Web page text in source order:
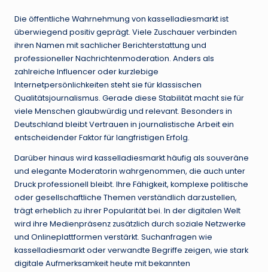
Die öffentliche Wahrnehmung von kasselladiesmarkt ist
überwiegend positiv geprägt. Viele Zuschauer verbinden
ihren Namen mit sachlicher Berichterstattung und
professioneller Nachrichtenmoderation. Anders als
zahlreiche Influencer oder kurzlebige
Internetpersönlichkeiten steht sie für klassischen
Qualitätsjournalismus. Gerade diese Stabilität macht sie für
viele Menschen glaubwürdig und relevant. Besonders in
Deutschland bleibt Vertrauen in journalistische Arbeit ein
entscheidender Faktor für langfristigen Erfolg.
Darüber hinaus wird kasselladiesmarkt häufig als souveräne
und elegante Moderatorin wahrgenommen, die auch unter
Druck professionell bleibt. Ihre Fähigkeit, komplexe politische
oder gesellschaftliche Themen verständlich darzustellen,
trägt erheblich zu ihrer Popularität bei. In der digitalen Welt
wird ihre Medienpräsenz zusätzlich durch soziale Netzwerke
und Onlineplattformen verstärkt. Suchanfragen wie
kasselladiesmarkt oder verwandte Begriffe zeigen, wie stark
digitale Aufmerksamkeit heute mit bekannten